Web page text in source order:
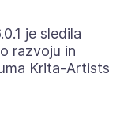
je sledila
razvoju in
Krita-Artists